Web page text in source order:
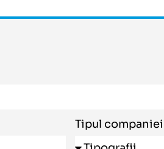
Tipul companiei